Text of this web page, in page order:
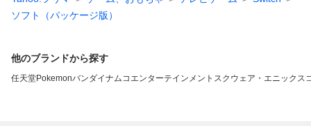
ソフト（パッケージ版）
他のブランドから探す
任天堂Pokemonバンダイナムコエンターテインメント スクウェア・エニックス